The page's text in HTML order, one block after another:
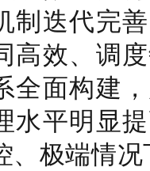
制迭代完
高效、调
全面构建
水平明显
、极端情